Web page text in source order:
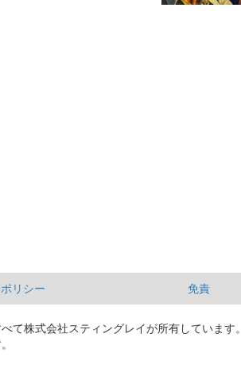
リシー 免責
て株式会社スティングレイが所有しています。